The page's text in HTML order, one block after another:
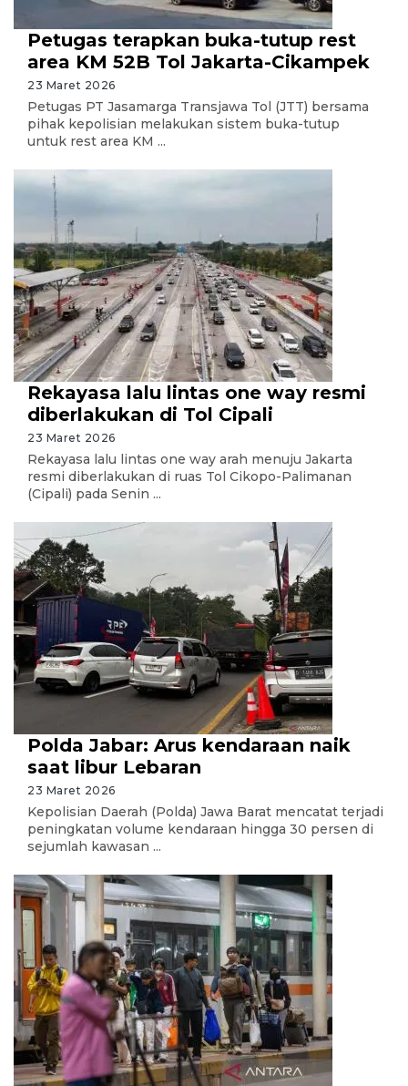
Petugas terapkan buka-tutup rest
area KM 52B Tol Jakarta-Cikampek
23 Maret 2026
Petugas PT Jasamarga Transjawa Tol (JTT) bersama
pihak kepolisian melakukan sistem buka-tutup
untuk rest area KM ...
Rekayasa lalu lintas one way resmi
diberlakukan di Tol Cipali
23 Maret 2026
Rekayasa lalu lintas one way arah menuju Jakarta
resmi diberlakukan di ruas Tol Cikopo-Palimanan
(Cipali) pada Senin ...
Polda Jabar: Arus kendaraan naik
saat libur Lebaran
23 Maret 2026
Kepolisian Daerah (Polda) Jawa Barat mencatat terjadi
peningkatan volume kendaraan hingga 30 persen di
sejumlah kawasan ...